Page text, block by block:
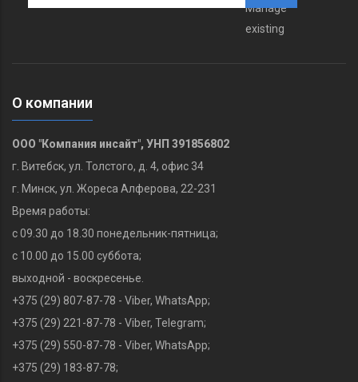
Manage
existing
О компании
ООО "Компания инсайт", УНП 391856802
г. Витебск, ул. Толстого, д. 4, офис 34
г. Минск, ул. Жореса Алферова, 22-231
Время работы:
с 09.30 до 18.30 понедельник-пятница;
с 10.00 до 15.00 суббота;
выходной - воскресенье.
+375 (29) 807-87-78 - Viber, WhatsApp;
+375 (29) 221-87-78‬ - Viber, Telegram;
+375 (29) 550-87-78 - Viber, WhatsApp;
+375 (29) 183-87-78‬;